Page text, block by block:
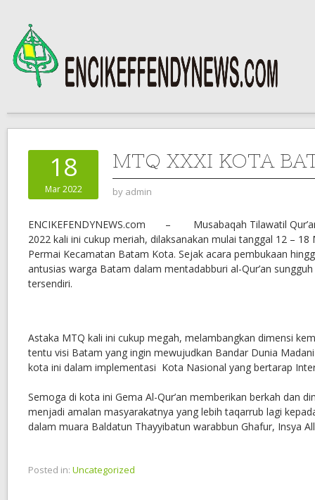
18
Mar 2022
MTQ XXXI KOTA
by admin
ENCIKEFENDYNEWS.com – Musabaqah Tilawatil
2022 kali ini cukup meriah, dilaksanakan mulai tanggal 12 –
Permai Kecamatan Batam Kota. Sejak acara pembukaan
antusias warga Batam dalam mentadabburi al-Qur’an
tersendiri.
Astaka MTQ kali ini cukup megah, melambangkan dimensi
tentu visi Batam yang ingin mewujudkan Bandar Dunia
kota ini dalam implementasi Kota Nasional yang bertarap
Semoga di kota ini Gema Al-Qur’an memberikan berkah dan
menjadi amalan masyarakatnya yang lebih taqarrub lagi
dalam muara Baldatun Thayyibatun warabbun Ghafur, Insya
Posted in: Uncategorized